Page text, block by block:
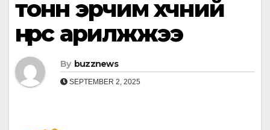
тонн эрчим хүчний
нүүрс арилжжээ
By buzznews
SEPTEMBER 2, 2025